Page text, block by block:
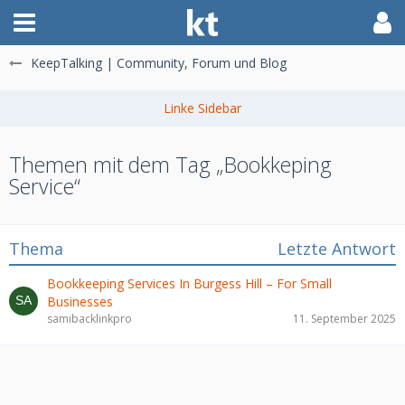
KeepTalking | Community, Forum und Blog
Themen mit dem Tag „Bookkeping
Service“
Thema Letzte Antwort
Bookkeeping Services In Burgess Hill – For Small
Businesses
samibacklinkpro 11. September 2025